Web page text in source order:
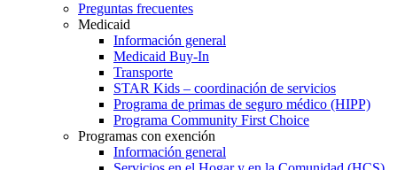
Preguntas frecuentes
Medicaid
Información general
Medicaid Buy-In
Transporte
STAR Kids – coordinación de servicios
Programa de primas de seguro médico (HIPP)
Programa Community First Choice
Programas con exención
Información general